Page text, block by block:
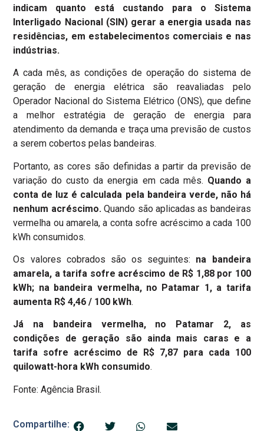
indicam quanto está custando para o Sistema
Interligado Nacional (SIN) gerar a energia usada nas
residências, em estabelecimentos comerciais e nas
indústrias.
A cada mês, as condições de operação do sistema de
geração de energia elétrica são reavaliadas pelo
Operador Nacional do Sistema Elétrico (ONS), que define
a melhor estratégia de geração de energia para
atendimento da demanda e traça uma previsão de custos
a serem cobertos pelas bandeiras.
Portanto, as cores são definidas a partir da previsão de
variação do custo da energia em cada mês. Quando a
conta de luz é calculada pela bandeira verde, não há
nenhum acréscimo. Quando são aplicadas as bandeiras
vermelha ou amarela, a conta sofre acréscimo a cada 100
kWh consumidos.
Os valores cobrados são os seguintes: na bandeira
amarela, a tarifa sofre acréscimo de R$ 1,88 por 100
kWh; na bandeira vermelha, no Patamar 1, a tarifa
aumenta R$ 4,46 / 100 kWh.
Já na bandeira vermelha, no Patamar 2, as
condições de geração são ainda mais caras e a
tarifa sofre acréscimo de R$ 7,87 para cada 100
quilowatt-hora kWh consumido.
Fonte: Agência Brasil.
Compartilhe: